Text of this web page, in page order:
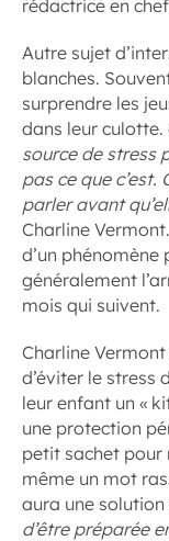
rédactrice en
Autre sujet
blanches.
surprendre les
dans leur culotte.
source de stress
pas ce que c’est.
parler avant
Charline
d’un
généralement
mois qui suivent.
Charline
d’éviter le stress
leur enfant un «
une protection
petit sachet pour
même un mot
aura une
d’être préparée